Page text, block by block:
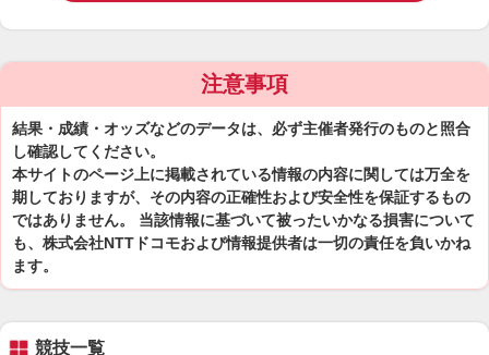
注意事項
結果・成績・オッズなどのデータは、必ず主催者発行のものと照合
し確認してください。
本サイトのページ上に掲載されている情報の内容に関しては万全を
期しておりますが、その内容の正確性および安全性を保証するもの
ではありません。 当該情報に基づいて被ったいかなる損害について
も、株式会社NTTドコモおよび情報提供者は一切の責任を負いかね
ます。
競技一覧